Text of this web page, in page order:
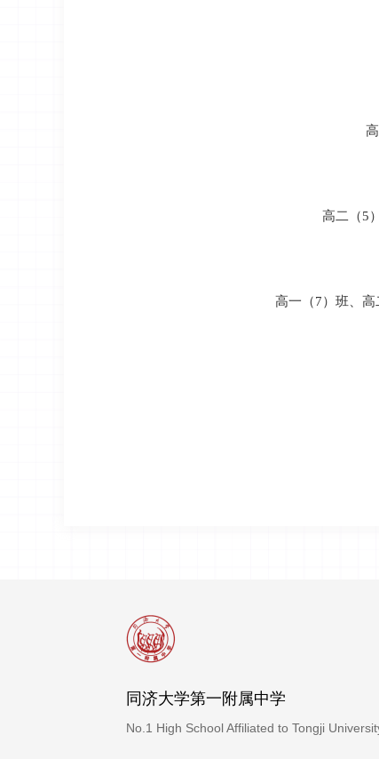
高二（5
高一（7）班、
同济大学第一附属中学
No.1 High School Affiliated to Tongji